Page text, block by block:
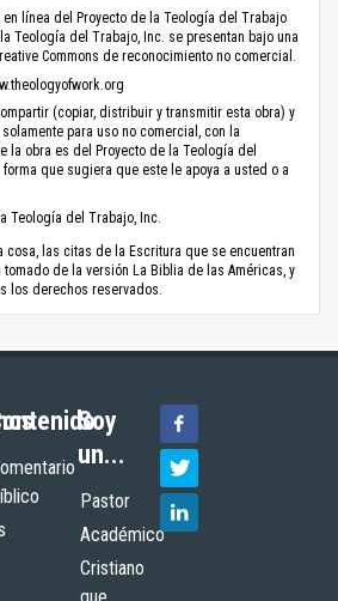
línea del Proyecto de la Teología del Trabajo
Teología del Trabajo, Inc. se presentan bajo una
Commons de reconocimiento no comercial.
(copiar, distribuir y transmitir esta obra) y
para uso no comercial, con la
la obra es del Proyecto de la Teología del
que sugiera que este le apoya a usted o a
Teología del Trabajo, Inc.
cosa, las citas de la Escritura que se encuentran
de la versión La Biblia de las Américas, y
los derechos reservados.
Soy
un...
Pastor
Académico
Cristiano